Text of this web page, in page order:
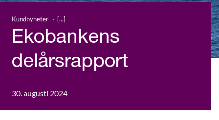
Kundnyheter
Ekobankens
delårsrapport
30. augusti 2024